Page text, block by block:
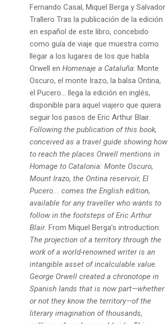
Fernando Casal, Miquel Berga y Salvador
Trallero Tras la publicación de la edición
en español de este libro, concebido
como guía de viaje que muestra como
llegar a los lugares de los que habla
Orwell en Homenaje a Cataluña: Monte
Oscuro, el monte Irazo, la balsa Ontina,
el Pucero... llega la edición en inglés,
disponible para aquel viajero que quiera
seguir los pasos de Eric Arthur Blair.
Following the publication of this book,
conceived as a travel guide showing how
to reach the places Orwell mentions in
Homage to Catalonia: Monte Oscuro,
Mount Irazo, the Ontina reservoir, El
Pucero... comes the English edition,
available for any traveller who wants to
follow in the footsteps of Eric Arthur
Blair. From Miquel Berga’s introduction:
The projection of a territory through the
work of a world-renowned writer is an
intangible asset of incalculable value.
George Orwell created a chronotope in
Spanish lands that is now part—whether
or not they know the territory—of the
literary imagination of thousands,